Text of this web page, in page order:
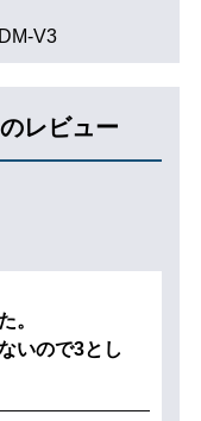
V3
レビュー
。
いので3とし